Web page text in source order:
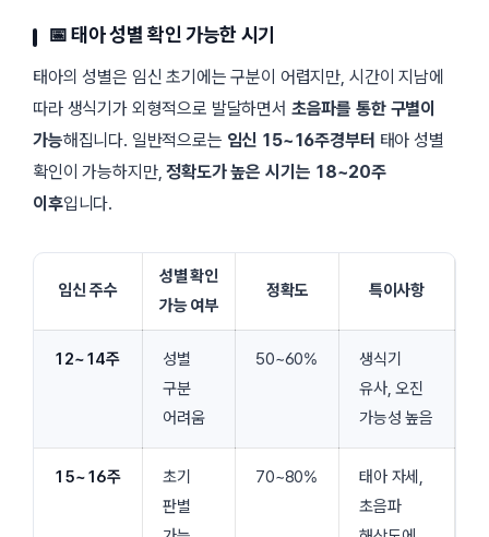
📅 태아 성별 확인 가능한 시기
태아의 성별은 임신 초기에는 구분이 어렵지만, 시간이 지남에
따라 생식기가 외형적으로 발달하면서 초음파를 통한 구별이
가능해집니다. 일반적으로는 임신 15~16주경부터 태아 성별
확인이 가능하지만,정확도가 높은 시기는 18~20주
이후입니다.
임신 주수
성별 확인
가능 여부
정확도 특이사항
12~14주
성별
구분
어려움
50~60%
생식기
유사, 오진
가능성 높음
15~16주
초기
판별
70~80%
태아 자세,
초음파